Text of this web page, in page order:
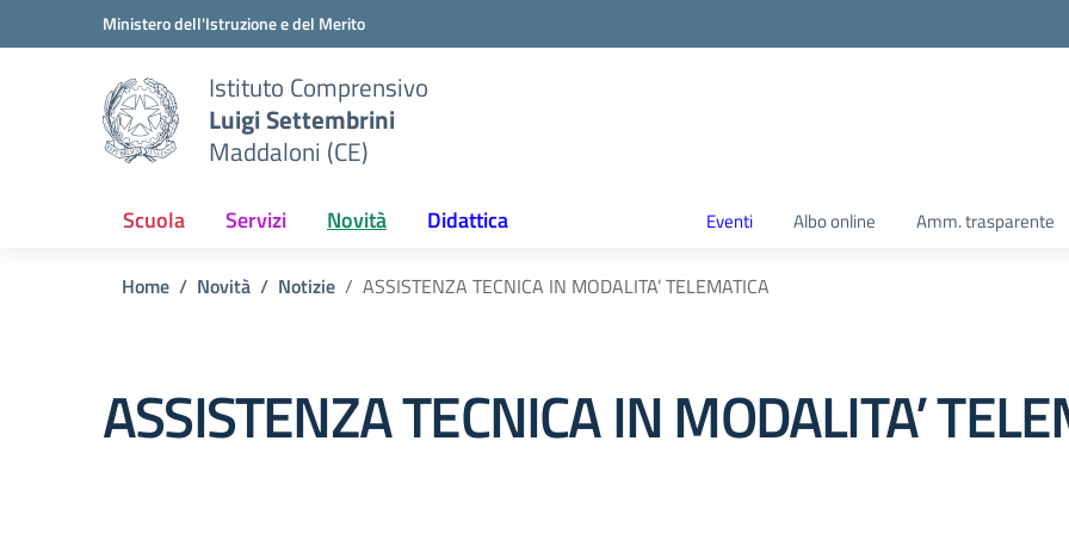
Vai ai contenuti
Vai al menu di navigazioneMinistero dell'Istruzione e del Merito
Istituto Comprensivo
Luigi Settembrini
Maddaloni (CE)
Scuola Servizi Novità Didattica Eventi Albo online Amm. trasparente
Home Novità Notizie ASSISTENZA TECNICA IN MODALITA’ TELEMATICA
ASSISTENZA TECNICA IN MODALITA’